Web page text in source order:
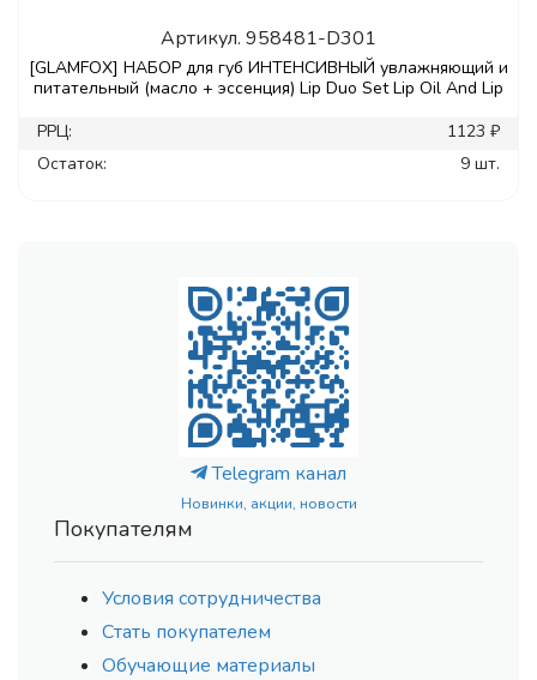
Артикул. 958481-D301
[GLAMFOX] НАБОР для губ ИНТЕНСИВНЫЙ увлажняющий и
питательный (масло + эссенция) Lip Duo Set Lip Oil And Lip
РРЦ:
1123 ₽
Остаток:
9 шт.
Telegram канал
Новинки, акции, новости
Покупателям
Условия сотрудничества
Стать покупателем
Обучающие материалы